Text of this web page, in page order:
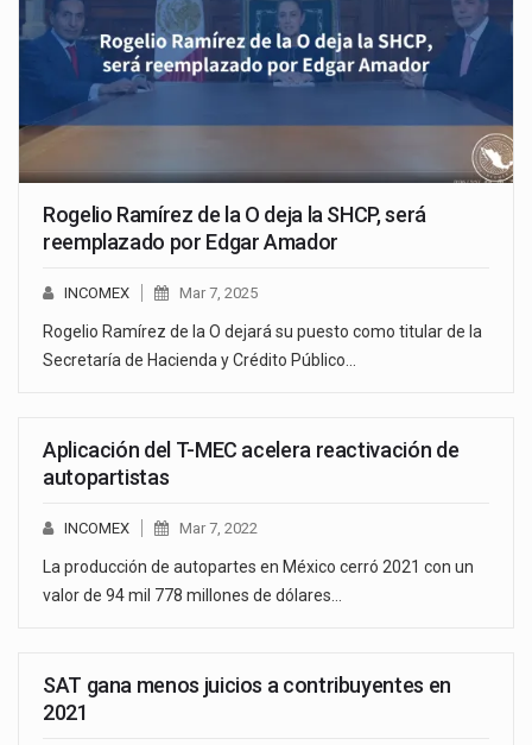
Rogelio Ramírez de la O deja la SHCP, será
reemplazado por Edgar Amador
INCOMEX Mar 7, 2025
Rogelio Ramírez de la O dejará su puesto como titular de la
Secretaría de Hacienda y Crédito Público…
Aplicación del T-MEC acelera reactivación de
autopartistas
INCOMEX Mar 7, 2022
La producción de autopartes en México cerró 2021 con un
valor de 94 mil 778 millones de dólares…
SAT gana menos juicios a contribuyentes en
2021